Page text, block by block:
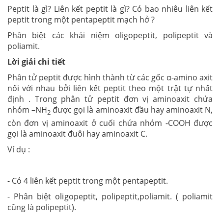
Peptit là gì? Liên kết peptit là gì? Có bao nhiêu liên kết
peptit trong một pentapeptit mạch hở ?
Phân biệt các khái niệm oligopeptit, polipeptit và
poliamit.
Lời giải chi tiết
Phân tử peptit được hình thành từ các gốc α-amino axit
nối với nhau bởi liên kết peptit theo một trật tự nhất
định . Trong phân tử peptit đơn vị aminoaxit chứa
nhóm –NH2 được gọi là aminoaxit đầu hay aminoaxit N,
còn đơn vị aminoaxit ở cuối chứa nhóm -COOH được
gọi là aminoaxit đuôi hay aminoaxit C.
Ví dụ :
- Có 4 liên kết peptit trong một pentapeptit.
- Phân biệt oligopeptit, polipeptit,poliamit. ( poliamit
cũng là polipeptit).